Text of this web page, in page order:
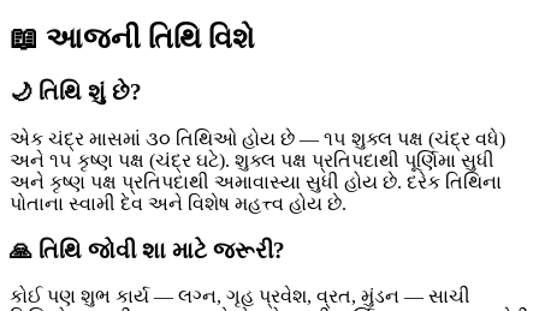
📖 આજની તિથિ વિશે
🌙 તિથિ શું છે?
એક ચંદ્ર માસમાં ૩૦ તિથિઓ હોય છે — ૧૫ શુક્લ પક્ષ (ચંદ્ર વધે)
અને ૧૫ કૃષ્ણ પક્ષ (ચંદ્ર ઘટે). શુક્લ પક્ષ પ્રતિપદાથી પૂર્ણિમા સુધી
અને કૃષ્ણ પક્ષ પ્રતિપદાથી અમાવાસ્યા સુધી હોય છે. દરેક તિથિના
પોતાના સ્વામી દેવ અને વિશેષ મહત્ત્વ હોય છે.
🙏 તિથિ જોવી શા માટે જરૂરી?
કોઈ પણ શુભ કાર્ય — લગ્ન, ગૃહ પ્રવેશ, વ્રત, મુંડન — સાચી